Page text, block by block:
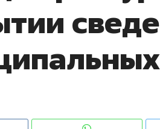
чем интересен Оман?